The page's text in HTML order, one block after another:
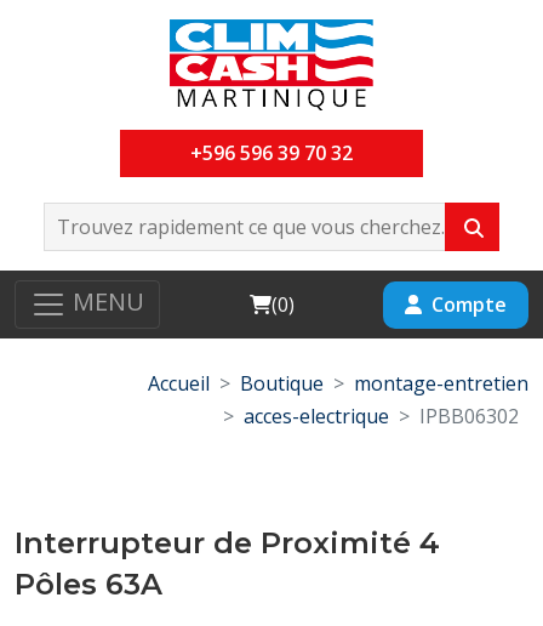
+596 596 39 70 32
MENU Cart
(0) Compte
Accueil Boutique
montage-entretien
acces-electrique
IPBB06302
Interrupteur de Proximité 4
Pôles 63A